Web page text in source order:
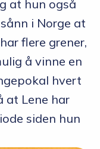
at hun også
i Norge at
flere grener,
å vinne en
hvert
at Lene har
siden hun